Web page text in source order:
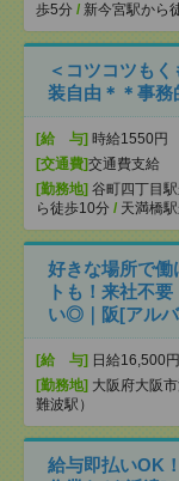
歩5分 / 新今宮駅から
＜コツコツも
装自由＊＊事
[給 与] 時給1550円
[交通費]交通費支給
[勤務地] 谷町四丁目
ら徒歩10分 / 天満橋
好きな場所で
トも！来社不
い◎｜阪[アル
[給 与] 日給16,500
[勤務地] 大阪府大阪
難波駅）
給与即払いOK